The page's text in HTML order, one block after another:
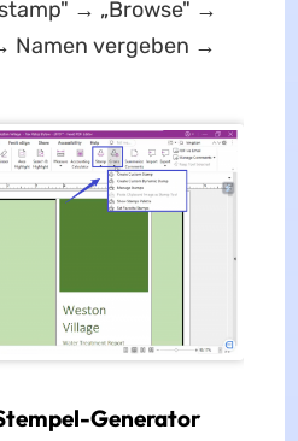
→ „Browse" →
Namen vergeben →
Generator